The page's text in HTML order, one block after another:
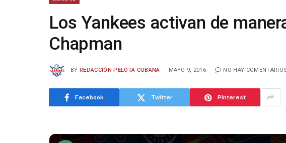
Los Yankees activan de
Chapman
BY REDACCIÓN PELOTA CUBANA MAYO 9, 2016 NO HAY COMENTARIOS
Facebook Twitter Pinterest